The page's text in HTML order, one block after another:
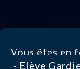
Vous êtes en
- Elève